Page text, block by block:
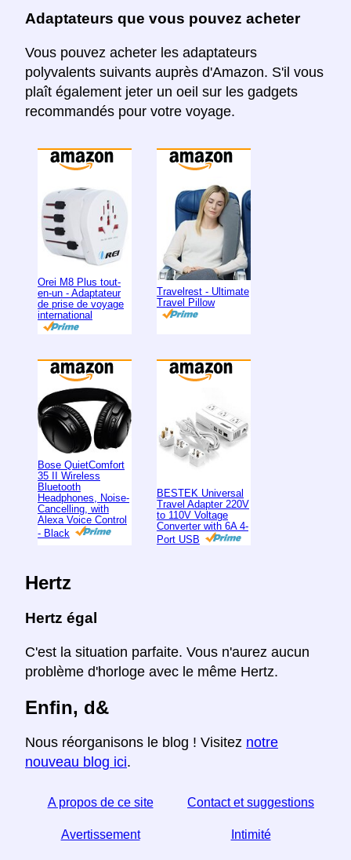
Adaptateurs que vous pouvez acheter
Vous pouvez acheter les adaptateurs
polyvalents suivants auprès d'Amazon. S'il vous
plaît également jeter un oeil sur les gadgets
recommandés pour votre voyage.
Orei M8 Plus tout-
en-un - Adaptateur
de prise de voyage
international
Travelrest - Ultimate
Travel Pillow
Bose QuietComfort
35 II Wireless
Bluetooth
Headphones, Noise-
Cancelling, with
Alexa Voice Control
- Black
BESTEK Universal
Travel Adapter 220V
to 110V Voltage
Converter with 6A 4-
Port USB
Hertz
Hertz égal
C'est la situation parfaite. Vous n'aurez aucun
problème d'horloge avec le même Hertz.
Enfin, d&
Nous réorganisons le blog ! Visitez notre
nouveau blog ici.
A propos de ce site Contact et suggestions
Avertissement Intimité